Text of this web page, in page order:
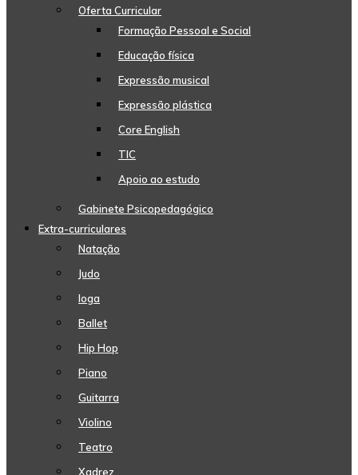
Oferta Curricular
Formação Pessoal e Social
Educação física
Expressão musical
Expressão plástica
Core English
TIC
Apoio ao estudo
Gabinete Psicopedagógico
Extra-curriculares
Natação
Judo
Ioga
Ballet
Hip Hop
Piano
Guitarra
Violino
Teatro
Xadrez